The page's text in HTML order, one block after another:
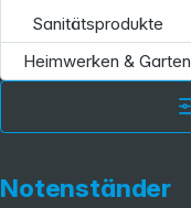
Sanitätsprodukte
Heimwerken & Garten
Notenständer